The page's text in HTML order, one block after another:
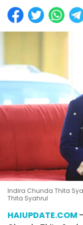
Indira Chunda Thita
Thita Syahrul
HAIUPDATE.COM